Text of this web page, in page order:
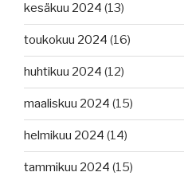
kesäkuu 2024 (13)
toukokuu 2024 (16)
huhtikuu 2024 (12)
maaliskuu 2024 (15)
helmikuu 2024 (14)
tammikuu 2024 (15)